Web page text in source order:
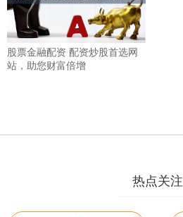
股票金融配资 配资炒股首选网
站，助您财富倍增
热点关注